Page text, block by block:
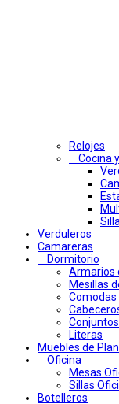
Relojes
Cocina
Verduleros
Camareras
Dormitorio
Armarios
Mesillas
Literas
Muebles de
Oficina
Mesas
Sillas
Botelleros